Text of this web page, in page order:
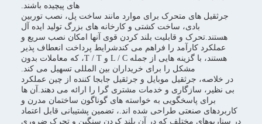
های پیچیده باشند.
جرثقیل های متحرک برای موارد مانند ساخت پل، نصب توربین
بادی، ساخت کشتی و کارخانه های بزرگ تولید ایده آل
هستند.تحرک و قابلیت بلند کردن قوی آنها امکان نصب سریع و
عملکرد کارآمد را فراهم می کندشرایط پرداخت انعطاف پذیر
هستند، با گزینه هایی از جمله L / C و T / T، که معاملات بدون
مشکل را برای خریداران بین المللی تسهیل می کند.
در خلاصه، جرثقیل موبایل و جرثقیل جابجا کننده از چین عملکرد
بی نظیر، سازگاری و خدمات مشتری گرا را ارائه می دهند.آن ها
برای پاسخگویی به خواسته های گوناگون ساختمان مدرن و
کاربردهای صنعتی طراحی شده اند.، تضمین پشتیبانی قابل اعتماد
در سناریوهای مختلف که در آن بلند کردن سنگین و تحرک ضروری